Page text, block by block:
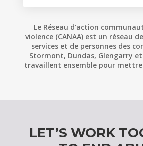
Le Réseau d'action
violence (CANAA) est un réseau
services et de personnes des
Stormont, Dundas, Glengarry
travaillent ensemble pour mettre
LET’S WORK